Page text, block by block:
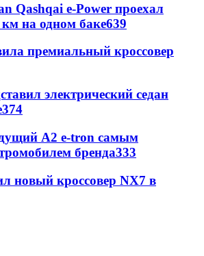
Qashqai e-Power проехал
на одном баке639
премиальный кроссовер
электрический седан
374
A2 e-tron самым
бренда333
новый кроссовер NX7 в